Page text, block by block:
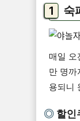
숙
매일 오
만 명까
용되니
할인